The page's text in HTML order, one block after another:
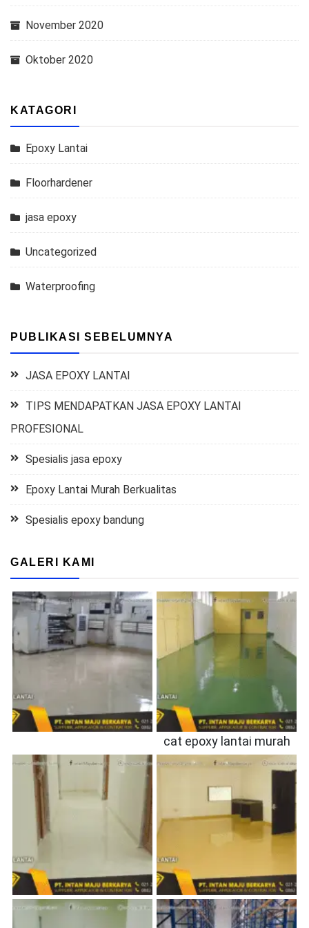
November 2020
Oktober 2020
KATAGORI
Epoxy Lantai
Floorhardener
jasa epoxy
Uncategorized
Waterproofing
PUBLIKASI SEBELUMNYA
JASA EPOXY LANTAI
TIPS MENDAPATKAN JASA EPOXY LANTAI
PROFESIONAL
Spesialis jasa epoxy
Epoxy Lantai Murah Berkualitas
Spesialis epoxy bandung
GALERI KAMI
cat epoxy lantai murah